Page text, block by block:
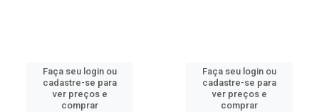
Faça seu login ou
cadastre-se para
ver preços e
comprar
Faça seu login ou
cadastre-se para
ver preços e
comprar